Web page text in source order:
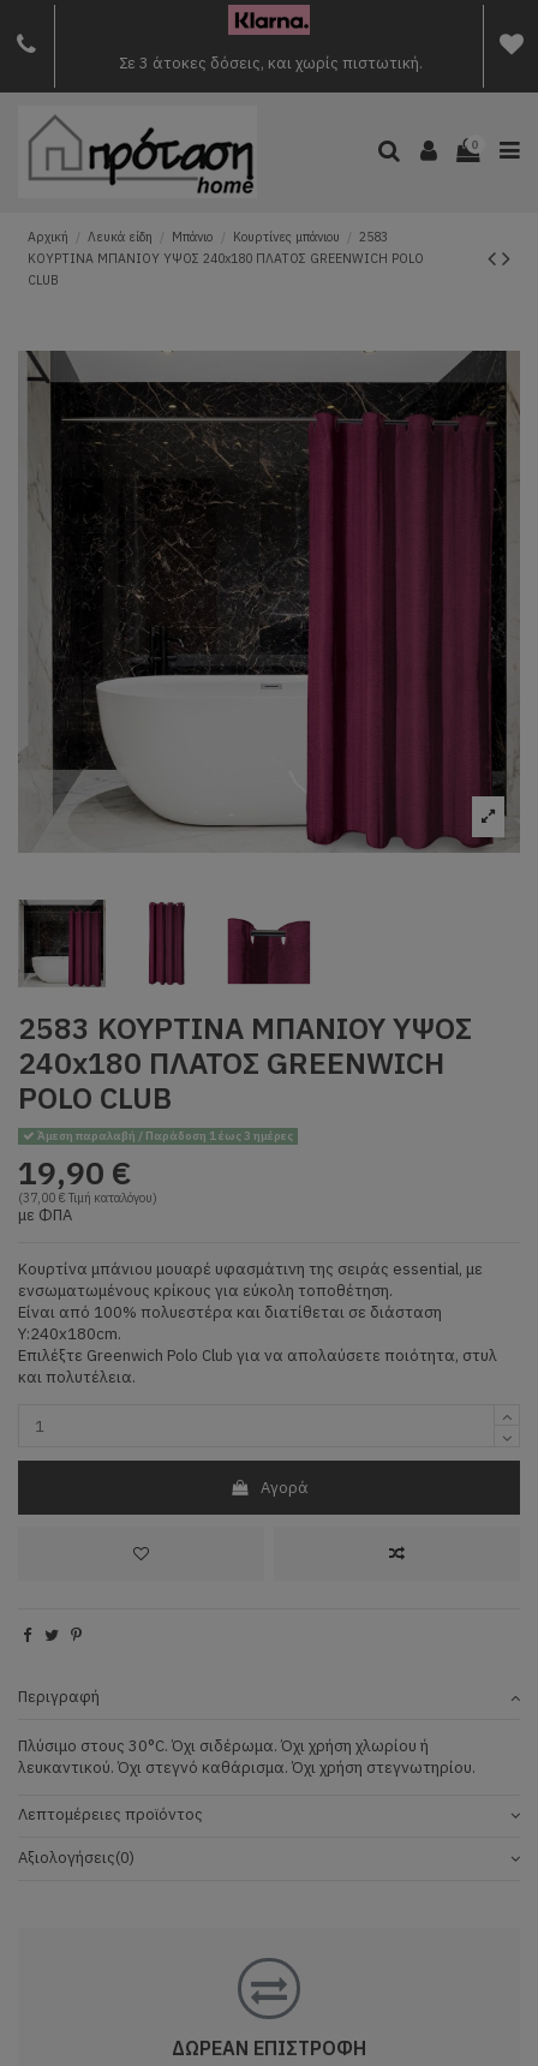
Σε 3 άτοκες δόσεις, και χωρίς πιστωτική.
0
Αρχική Λευκά είδη Μπάνιο Κουρτίνες μπάνιου
2583
ΚΟΥΡΤΙΝΑ ΜΠΑΝΙΟΥ ΥΨΟΣ 240x180 ΠΛΑΤΟΣ GREENWICH POLO
CLUB
2583 ΚΟΥΡΤΙΝΑ ΜΠΑΝΙΟΥ ΥΨΟΣ
240x180 ΠΛΑΤΟΣ GREENWICH
POLO CLUB
Άμεση παραλαβή / Παράδοση 1 έως 3 ημέρες
19,90 €
(37,00 € Τιμή καταλόγου)
με ΦΠΑ
Κουρτίνα μπάνιου μουαρέ υφασμάτινη της σειράς essential, με
ενσωματωμένους κρίκους για εύκολη τοποθέτηση.
Είναι από 100% πολυεστέρα και διατίθεται σε διάσταση
Υ:240x180cm.
Επιλέξτε Greenwich Polo Club για να απολαύσετε ποιότητα, στυλ
και πολυτέλεια.
Αγορά
Περιγραφή
Πλύσιμο στους 30°C. Όχι σιδέρωμα. Όχι χρήση χλωρίου ή
λευκαντικού. Όχι στεγνό καθάρισμα. Όχι χρήση στεγνωτηρίου.
Λεπτομέρειες προϊόντος
Αξιολογήσεις(0)
ΔΩΡΕΑΝ ΕΠΙΣΤΡΟΦΗ